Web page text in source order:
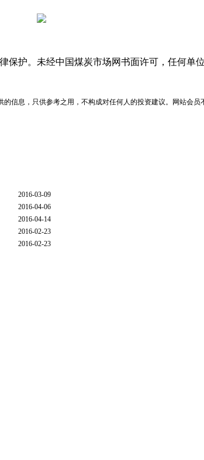
护。未经中国煤炭市场网书面许可，任何单
信息，只供参考之用，不构成对任何人的投资建议。网站会
2016-03-09
2016-04-06
2016-04-14
2016-02-23
2016-02-23